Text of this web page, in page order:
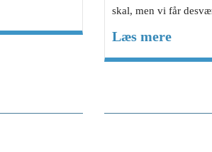
skal, men vi får
Læs mere